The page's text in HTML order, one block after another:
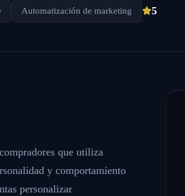
Automatización de marketing 5
que utiliza
y comportamiento
personalizar